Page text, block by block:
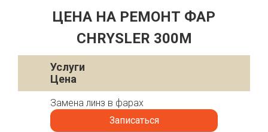
ЦЕНА НА РЕМОНТ ФАР
CHRYSLER 300M
Услуги
Цена
Замена линз в фарах
Записаться